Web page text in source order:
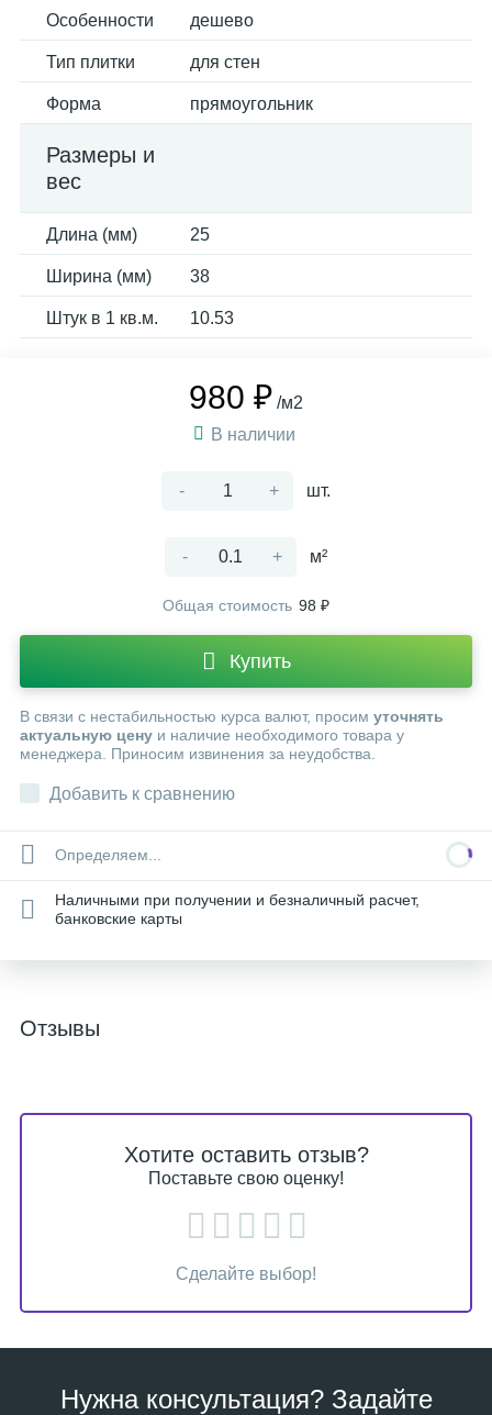
Особенности дешево
Тип плитки для стен
Форма прямоугольник
Размеры и
вес
Длина (мм) 25
Ширина (мм) 38
Штук в 1 кв.м. 10.53
980 ₽ /м2
В наличии
- + шт.
- + м²
Общая стоимость 98 ₽
Купить
В связи с нестабильностью курса валют, просим уточнять
актуальную цену и наличие необходимого товара у
менеджера. Приносим извинения за неудобства.
Добавить к сравнению
Определяем...
Наличными при получении и безналичный расчет,
банковские карты
Отзывы
Хотите оставить отзыв?
Поставьте свою оценку!
Сделайте выбор!
Нужна консультация? Задайте